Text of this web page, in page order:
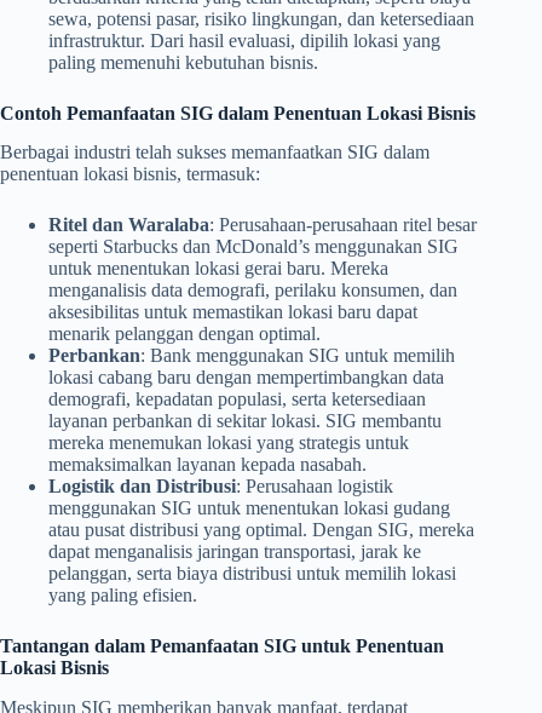
sewa, potensi pasar, risiko lingkungan, dan ketersediaan
infrastruktur. Dari hasil evaluasi, dipilih lokasi yang
paling memenuhi kebutuhan bisnis.
Contoh Pemanfaatan SIG dalam Penentuan Lokasi Bisnis
Berbagai industri telah sukses memanfaatkan SIG dalam
penentuan lokasi bisnis, termasuk:
Ritel dan Waralaba: Perusahaan-perusahaan ritel besar
seperti Starbucks dan McDonald’s menggunakan SIG
untuk menentukan lokasi gerai baru. Mereka
menganalisis data demografi, perilaku konsumen, dan
aksesibilitas untuk memastikan lokasi baru dapat
menarik pelanggan dengan optimal.
Perbankan: Bank menggunakan SIG untuk memilih
lokasi cabang baru dengan mempertimbangkan data
demografi, kepadatan populasi, serta ketersediaan
layanan perbankan di sekitar lokasi. SIG membantu
mereka menemukan lokasi yang strategis untuk
memaksimalkan layanan kepada nasabah.
Logistik dan Distribusi: Perusahaan logistik
menggunakan SIG untuk menentukan lokasi gudang
atau pusat distribusi yang optimal. Dengan SIG, mereka
dapat menganalisis jaringan transportasi, jarak ke
pelanggan, serta biaya distribusi untuk memilih lokasi
yang paling efisien.
Tantangan dalam Pemanfaatan SIG untuk Penentuan
Lokasi Bisnis
Meskipun SIG memberikan banyak manfaat, terdapat